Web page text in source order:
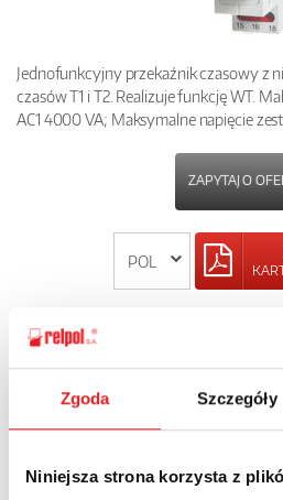
Zgoda Szczegóły
Niniejsza strona korzysta z
Jednofunkcyjny przekaźnik czasowy z
czasów T1 i T2. Realizuje funkcję WT.
AC1 4000 VA; Maksymalne napięcie
ZAPYTAJ O
Zapytaj o